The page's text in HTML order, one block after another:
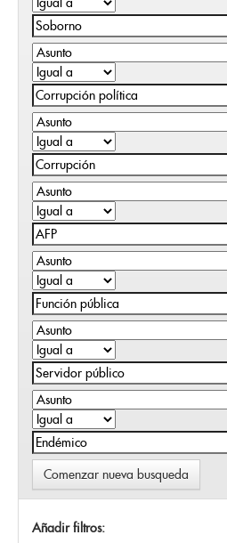
Comenzar nueva busqueda
Añadir filtros: